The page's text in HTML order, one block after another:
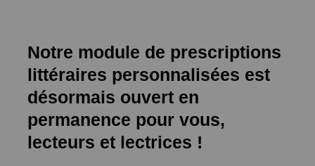
Notre module de prescriptions
littéraires personnalisées est
désormais ouvert en
permanence pour vous,
lecteurs et lectrices !